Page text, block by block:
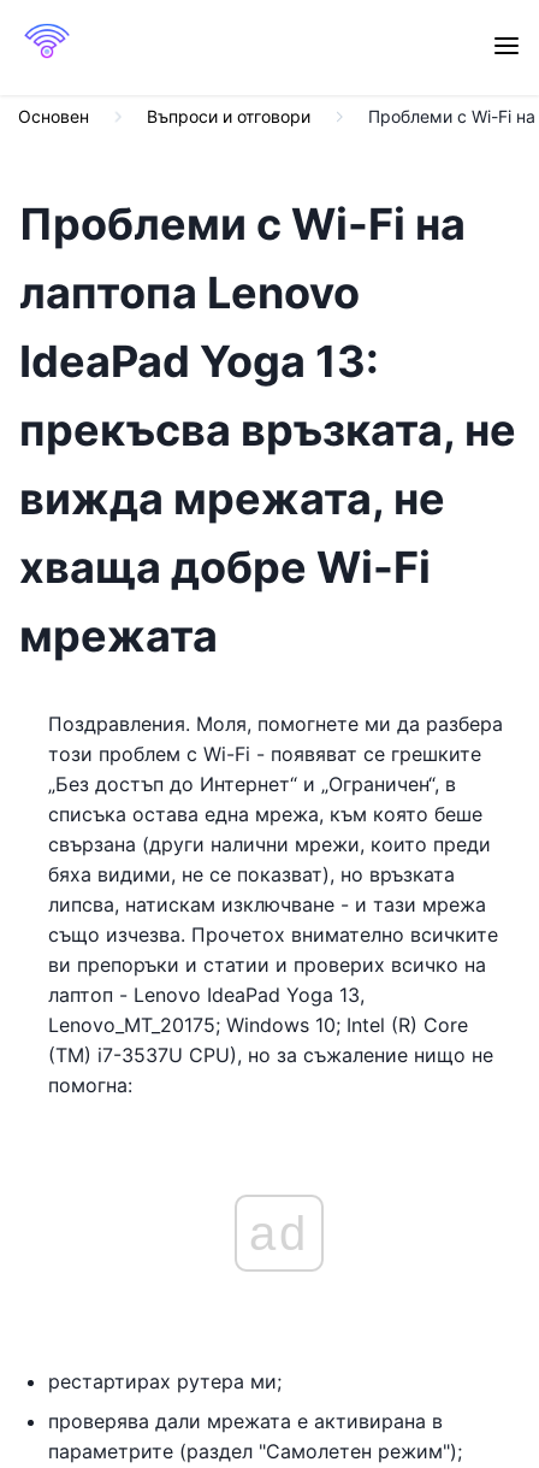
Основен Въпроси и отговори Проблеми с Wi-Fi
Проблеми с Wi-Fi на
лаптопа Lenovo
IdeaPad Yoga 13:
прекъсва връзката, не
вижда мрежата, не
хваща добре Wi-Fi
мрежата
Поздравления. Моля, помогнете ми да разбера
този проблем с Wi-Fi - появяват се грешките
„Без достъп до Интернет“ и „Ограничен“, в
списъка остава една мрежа, към която беше
свързана (други налични мрежи, които преди
бяха видими, не се показват), но връзката
липсва, натискам изключване - и тази мрежа
също изчезва. Прочетох внимателно всичките
ви препоръки и статии и проверих всичко на
лаптоп - Lenovo IdeaPad Yoga 13,
Lenovo_MT_20175; Windows 10; Intel (R) Core
(TM) i7-3537U CPU), но за съжаление нищо не
помогна:
ad
рестартирах рутера ми;
проверява дали мрежата е активирана в
параметрите (раздел "Самолетен режим");